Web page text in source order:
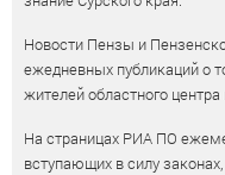
Новости Пензы и
ежедневных публикаций о
жителей областного центра
На страницах РИА ПО
вступающих в силу